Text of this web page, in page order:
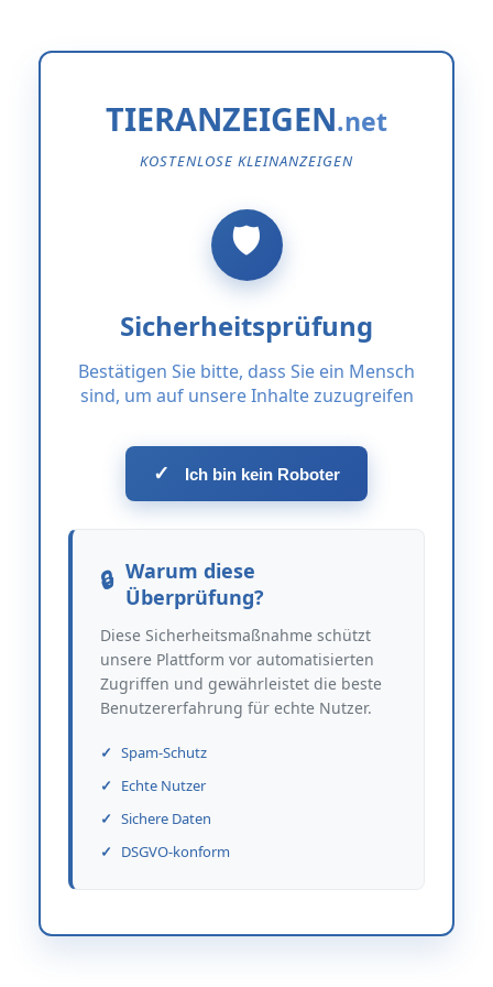
TIERANZEIGEN
KOSTENLOSE KLEINANZEIGEN
Sicherheitsprüfung
Bestätigen Sie bitte, dass Sie ein Mensch
sind, um auf unsere Inhalte zuzugreifen
✓ Ich bin kein Roboter
Warum diese
Überprüfung?
Diese Sicherheitsmaßnahme schützt
unsere Plattform vor automatisierten
Zugriffen und gewährleistet die beste
Benutzererfahrung für echte Nutzer.
Spam-Schutz
Echte Nutzer
Sichere Daten
DSGVO-konform